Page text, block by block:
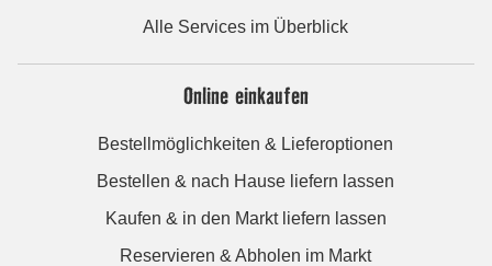
Alle Services im Überblick
Online einkaufen
Bestellmöglichkeiten & Lieferoptionen
Bestellen & nach Hause liefern lassen
Kaufen & in den Markt liefern lassen
Reservieren & Abholen im Markt